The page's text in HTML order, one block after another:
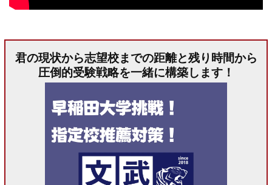
君の現状から志望校までの距離と残り時間から
圧倒的受験戦略を一緒に構築します！